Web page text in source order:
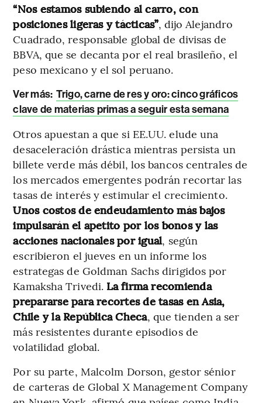
“Nos estamos subiendo al carro, con
posiciones ligeras y tácticas”, dijo Alejandro
Cuadrado, responsable global de divisas de
BBVA, que se decanta por el real brasileño, el
peso mexicano y el sol peruano.
Ver más: Trigo, carne de res y oro: cinco gráficos
clave de materias primas a seguir esta semana
Otros apuestan a que si EE.UU. elude una
desaceleración drástica mientras persista un
billete verde más débil, los bancos centrales de
los mercados emergentes podrán recortar las
tasas de interés y estimular el crecimiento.
Unos costos de endeudamiento más bajos
impulsarán el apetito por los bonos y las
acciones nacionales por igual, según
escribieron el jueves en un informe los
estrategas de Goldman Sachs dirigidos por
Kamaksha Trivedi. La firma recomienda
prepararse para recortes de tasas en Asia,
Chile y la República Checa, que tienden a ser
más resistentes durante episodios de
volatilidad global.
Por su parte, Malcolm Dorson, gestor sénior
de carteras de Global X Management Company